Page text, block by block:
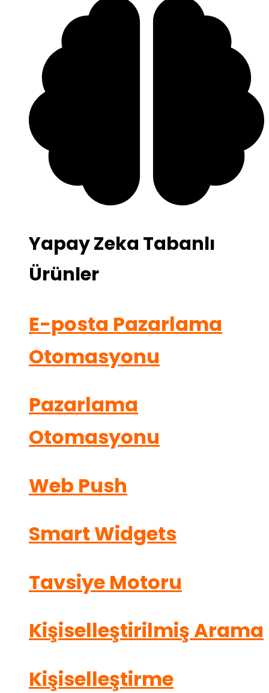
Yapay Zeka Tabanlı
Ürünler
E-posta Pazarlama
Otomasyonu
Pazarlama
Otomasyonu
Web Push
Smart Widgets
Tavsiye Motoru
Kişiselleştirilmiş Arama
Kişiselleştirme